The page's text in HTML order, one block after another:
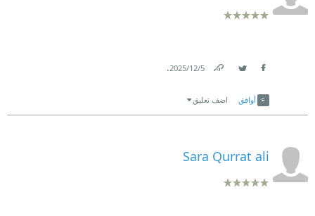
5‏/12‏/2025
.
أوافق اضف تعليق
Sara Qurrat ali